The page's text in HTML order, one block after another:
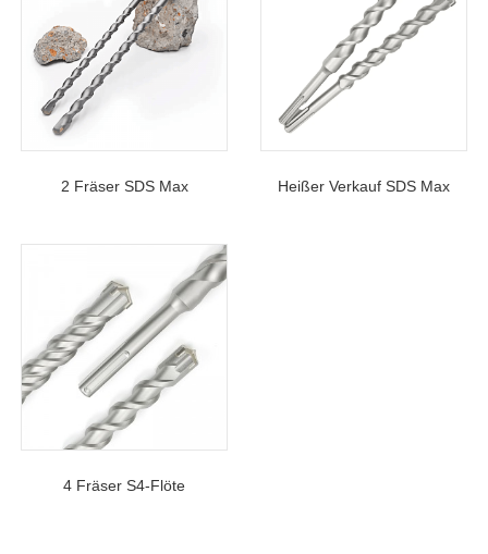
2 Fräser SDS Max
Und Hartmetallspitze Für
Beton, Stein Und Ziegel
Heißer Verkauf SDS Max
4 Fräser S4-Flöte